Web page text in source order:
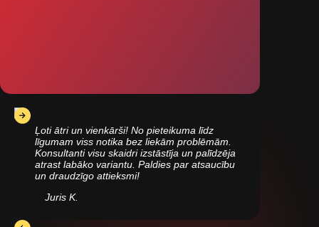
Ļoti ātri un vienkārši! No pieteikuma līdz
līgumam viss notika bez liekām problēmām.
Konsultanti visu skaidri izstāstīja un palīdzēja
atrast labāko variantu. Paldies par atsaucību
un draudzīgo attieksmi!
Juris K.